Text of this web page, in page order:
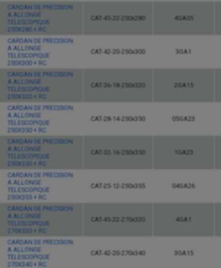
CARDAN DE PRECISION
A ALLONGE
TELESCOPIQUE
250X280 + RC
CAT-45-22-250x280 4GA05
CARDAN DE PRECISION
A ALLONGE
TELESCOPIQUE
250X300 + RC
CAT-42-20-250x300 3GA1
CARDAN DE PRECISION
A ALLONGE
TELESCOPIQUE
250X320 + RC
CAT-36-18-250x320 2GA15
CARDAN DE PRECISION
A ALLONGE
TELESCOPIQUE
250X350 + RC
CAT-28-14-250x350 05GA23
CARDAN DE PRECISION
A ALLONGE
TELESCOPIQUE
250X350 + RC
CAT-32-16-250x350 1GA23
CARDAN DE PRECISION
A ALLONGE
TELESCOPIQUE
250X355 + RC
CAT-25-12-250x355 04GA26
CARDAN DE PRECISION
A ALLONGE
TELESCOPIQUE
270X320 + RC
CAT-45-22-270x320 4GA1
CARDAN DE PRECISION
A ALLONGE
TELESCOPIQUE
270X340 + RC
CAT-42-20-270x340 3GA15